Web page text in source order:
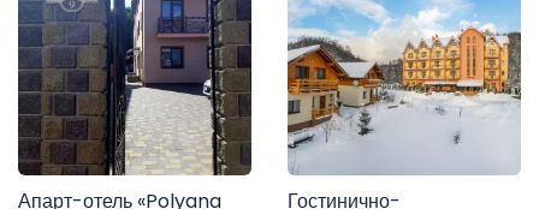
Апарт-отель «Polyana
Гостинично-